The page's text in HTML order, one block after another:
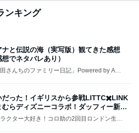
ンキング
ナと伝説の海（実写版）観てきた感想
想でネタバレあり）
田さんちのファミリー日記」Powered by Ame
だった！イギリスから参戦LITTC✖️LINK
むらディズニーコラボ！ダッフィー新商
話クター大好き！コロ助の2回目ロンドン生活